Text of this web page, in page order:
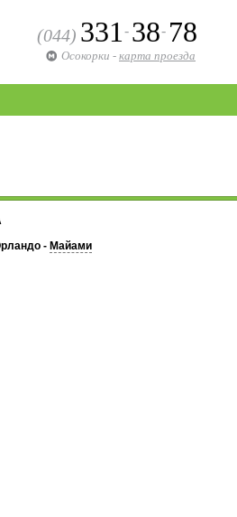
(044) 331 - 38- 78
Осокорки - карта проезда
- Майами